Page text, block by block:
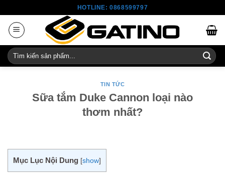
content
HOTLINE: 0868599797
Tìm
kiếm:
TIN TỨC
Sữa tắm Duke Cannon loại nào
thơm nhất?
Mục Lục Nội Dung [show]